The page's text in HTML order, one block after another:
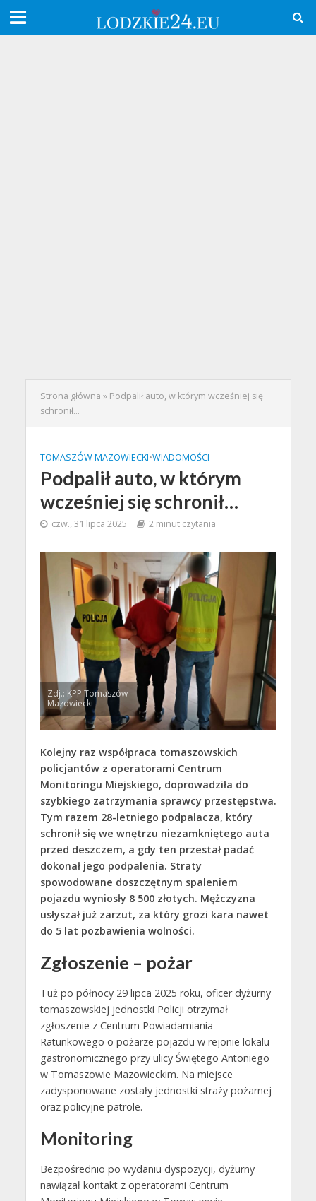
Strona główna » Podpalił auto, w którym wcześniej się
schronił…
TOMASZÓW MAZOWIECKI•WIADOMOŚCI
Podpalił auto, w którym
wcześniej się schronił…
czw., 31 lipca 2025 2 minut czytania
Zdj.: KPP Tomaszów
Mazowiecki
Kolejny raz współpraca tomaszowskich
policjantów z operatorami Centrum
Monitoringu Miejskiego, doprowadziła do
szybkiego zatrzymania sprawcy przestępstwa.
Tym razem 28-letniego podpalacza, który
schronił się we wnętrzu niezamkniętego auta
przed deszczem, a gdy ten przestał padać
dokonał jego podpalenia. Straty
spowodowane doszczętnym spaleniem
pojazdu wyniosły 8 500 złotych. Mężczyzna
usłyszał już zarzut, za który grozi kara nawet
do 5 lat pozbawienia wolności.
Zgłoszenie – pożar
Tuż po północy 29 lipca 2025 roku, oficer dyżurny
tomaszowskiej jednostki Policji otrzymał
zgłoszenie z Centrum Powiadamiania
Ratunkowego o pożarze pojazdu w rejonie lokalu
gastronomicznego przy ulicy Świętego Antoniego
w Tomaszowie Mazowieckim. Na miejsce
zadysponowane zostały jednostki straży pożarnej
oraz policyjne patrole.
Monitoring
Bezpośrednio po wydaniu dyspozycji, dyżurny
nawiązał kontakt z operatorami Centrum